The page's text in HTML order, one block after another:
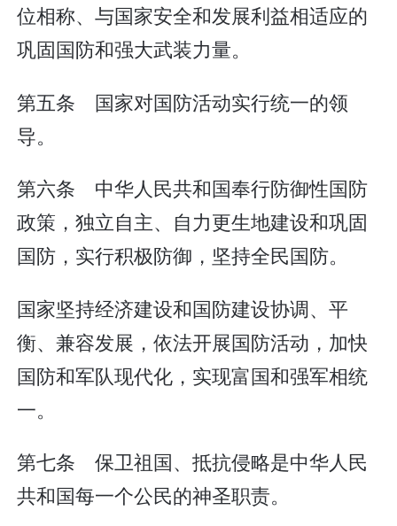
位相称、与国家安全和发展利益相适应的
巩固国防和强大武装力量。
第五条 国家对国防活动实行统一的领
导。
第六条 中华人民共和国奉行防御性国防
政策，独立自主、自力更生地建设和巩固
国防，实行积极防御，坚持全民国防。
国家坚持经济建设和国防建设协调、平
衡、兼容发展，依法开展国防活动，加快
国防和军队现代化，实现富国和强军相统
一。
第七条 保卫祖国、抵抗侵略是中华人民
共和国每一个公民的神圣职责。